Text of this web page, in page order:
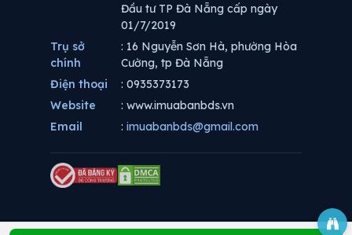
Đầu tư TP Đà Nẵng cấp ngày
01/7/2019
Trụ sở
chính
: 16 Nguyễn Sơn Hà, phường Hòa
Cường, tp Đà Nẵng
Điện thoại
: 0935373173
Website
: www.imuabanbds.vn
Email
: imuabanbds@gmail.com